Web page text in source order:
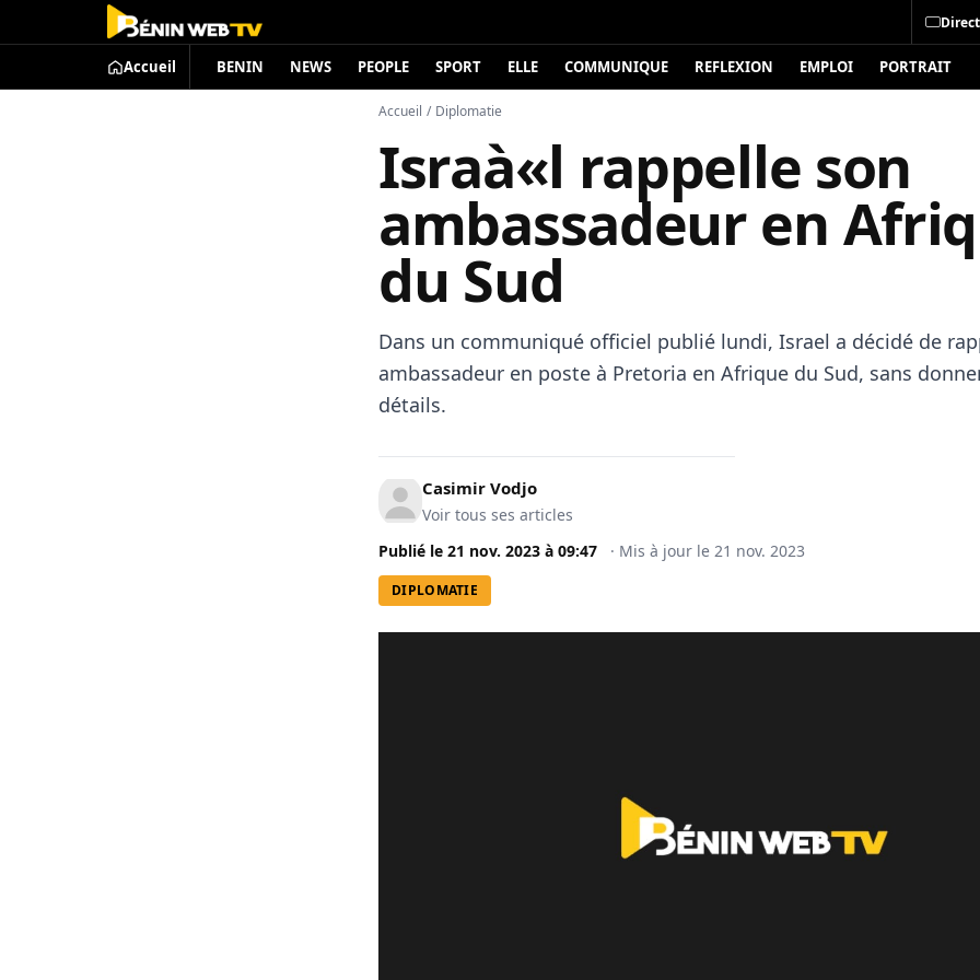
Accueil BENIN NEWS PEOPLE SPORT ELLE COMMUNIQUE REFLEXION EMPLOI PORTRAIT
Accueil / Diplomatie
Israà«l rappelle son
ambassadeur en
du Sud
Dans un communiqué officiel publié lundi, Israel a décidé de
ambassadeur en poste à Pretoria en Afrique du Sud, sans
détails.
Casimir Vodjo
Voir tous ses articles
Publié le 21 nov. 2023 à 09:47 · Mis à jour le 21 nov. 2023
DIPLOMATIE